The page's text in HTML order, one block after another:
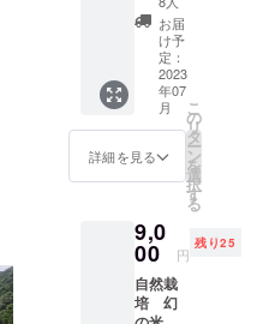
地：山
梨県北
杜市小
淵沢町
・サイ
ズ/重
量：3kg
・保存
材料及
び添加
物等の
食品表
示はお
スを楽
しめ
る！ ・
全15種
のテン
トサウ
ナの入
り比べ
サーに
よるア
グース
・天然
の詰め
合わせ
をお送
りいた
しま
す。 無
農薬、
無肥料
栽培に
ものに
なりま
す。 野
菜は淡
路島で
お届
け予
定：
2023
年07
月
詳細を見る
こ
の
リ
タ
ー
ン
を
選
択
す
る
9,0
00 円
残り25
自然栽
培 幻